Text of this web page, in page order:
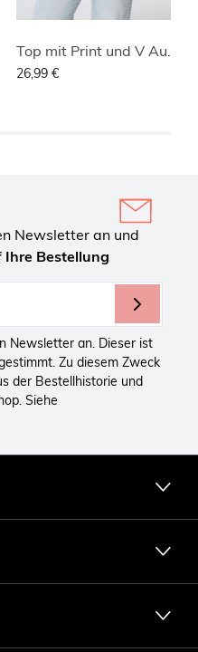
26,99 €
Newsletter an und
Bestellung
Newsletter an. Dieser ist
Zu diesem Zweck
der Bestellhistorie und
Siehe